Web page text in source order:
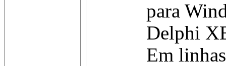
para
Delphi
Em